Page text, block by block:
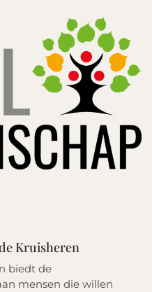
Kruisheren
biedt de
mensen die willen